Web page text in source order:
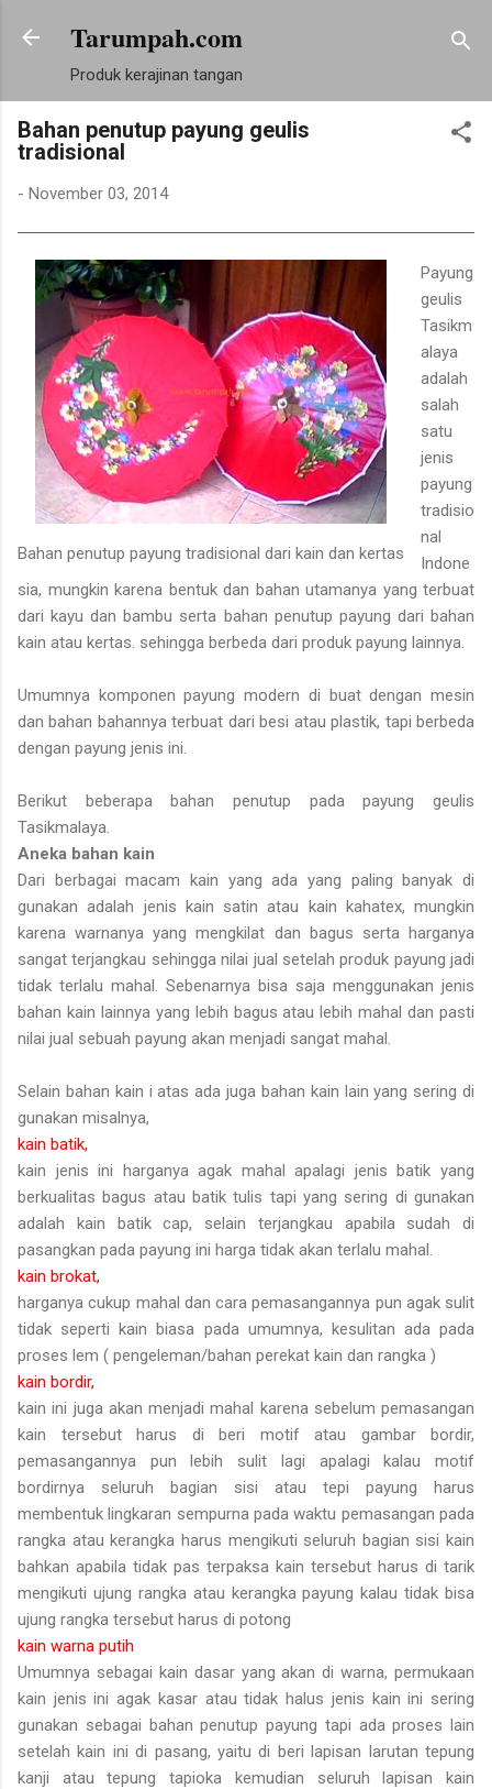
Langsung ke konten utama
Tarumpah.com
Produk kerajinan tangan
Bahan penutup payung geulis
tradisional
- November 03, 2014
Bahan penutup payung tradisional dari kain dan kertas
Payung
geulis
Tasikm
alaya
adalah
salah
satu
jenis
payung
tradisio
nal
Indone
sia, mungkin karena bentuk dan bahan utamanya yang terbuat
dari kayu dan bambu serta bahan penutup payung dari bahan
kain atau kertas. sehingga berbeda dari produk payung lainnya.
Umumnya komponen payung modern di buat dengan mesin
dan bahan bahannya terbuat dari besi atau plastik, tapi berbeda
dengan payung jenis ini.
Berikut beberapa bahan penutup pada payung geulis
Tasikmalaya.
Aneka bahan kain
Dari berbagai macam kain yang ada yang paling banyak di
gunakan adalah jenis kain satin atau kain kahatex, mungkin
karena warnanya yang mengkilat dan bagus serta harganya
sangat terjangkau sehingga nilai jual setelah produk payung jadi
tidak terlalu mahal. Sebenarnya bisa saja menggunakan jenis
bahan kain lainnya yang lebih bagus atau lebih mahal dan pasti
nilai jual sebuah payung akan menjadi sangat mahal.
Selain bahan kain i atas ada juga bahan kain lain yang sering di
gunakan misalnya,
kain batik,
kain jenis ini harganya agak mahal apalagi jenis batik yang
berkualitas bagus atau batik tulis tapi yang sering di gunakan
adalah kain batik cap, selain terjangkau apabila sudah di
pasangkan pada payung ini harga tidak akan terlalu mahal.
kain brokat,
harganya cukup mahal dan cara pemasangannya pun agak sulit
tidak seperti kain biasa pada umumnya, kesulitan ada pada
proses lem ( pengeleman/bahan perekat kain dan rangka )
kain bordir,
kain ini juga akan menjadi mahal karena sebelum pemasangan
kain tersebut harus di beri motif atau gambar bordir,
pemasangannya pun lebih sulit lagi apalagi kalau motif
bordirnya seluruh bagian sisi atau tepi payung harus
membentuk lingkaran sempurna pada waktu pemasangan pada
rangka atau kerangka harus mengikuti seluruh bagian sisi kain
bahkan apabila tidak pas terpaksa kain tersebut harus di tarik
mengikuti ujung rangka atau kerangka payung kalau tidak bisa
ujung rangka tersebut harus di potong
kain warna putih
Umumnya sebagai kain dasar yang akan di warna, permukaan
kain jenis ini agak kasar atau tidak halus jenis kain ini sering
gunakan sebagai bahan penutup payung tapi ada proses lain
setelah kain ini di pasang, yaitu di beri lapisan larutan tepung
kanji atau tepung tapioka kemudian seluruh lapisan kain